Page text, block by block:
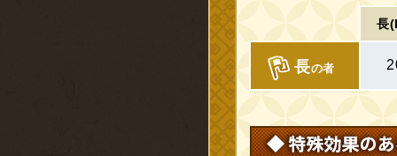
長
長の者